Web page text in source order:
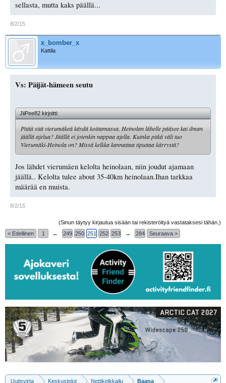
sellasta, mutta kaks päällä...
8/2/15
x_bomber_x
Kattila
Vs: Päijät-hämeen seutu
JiiPee82 kirjoitti:
Pitää sitä vierumäkeä käydä koittamassa. Heinolan lähelle pääsee kai ilman
jäällä ajelua? Jäällä ei jotenkin nappaa ajella. Kuinka pitkä väli tuo
Vierumäki-Heinola on? Missä kelkka kannattaa tiputtaa kärrystä?
Jos lähdet vierumäen kelolta heinolaan, niin joudut ajamaan
jäällä.. Kelolta tulee about 35-40km heinolaan.Ihan tarkkaa
määrää en muista.
8/2/15
(Sinun täytyy kirjautua sisään tai rekisteröityä vastataksesi tähän.)
< Edellinen
1 ← 249 250 251 252 253 → 284 Seuraava >
Uutisvirta Keskustelut Nettikelkkailu Baana